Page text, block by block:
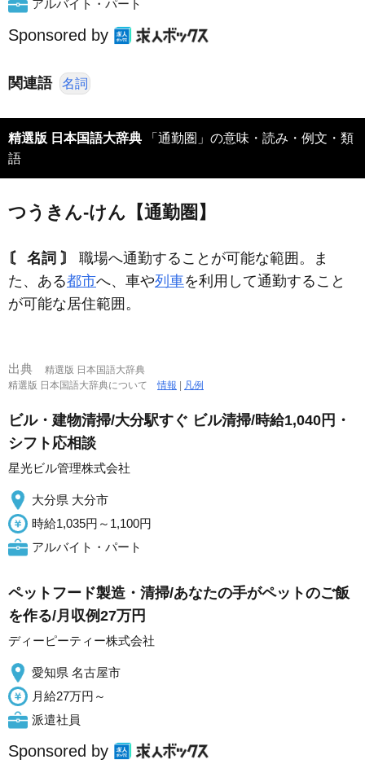
アルバイト・パート
Sponsored by
関連語 名詞
精選版 日本国語大辞典 「通勤圏」の意味・読み・例文・類
語
つうきん‐けん【通勤圏】
〘 名詞 〙
職場へ通勤することが可能な範囲。ま
た、ある都市へ、車や列車を利用して通勤すること
が可能な居住範囲。
出典
精選版 日本国語大辞典
精選版 日本国語大辞典について情報 | 凡例
ビル・建物清掃/大分駅すぐ ビル清掃/時給1,040円・
シフト応相談
星光ビル管理株式会社
大分県 大分市
時給1,035円～1,100円
アルバイト・パート
ペットフード製造・清掃/あなたの手がペットのご飯
を作る/月収例27万円
ディーピーティー株式会社
愛知県 名古屋市
月給27万円～
派遣社員
Sponsored by